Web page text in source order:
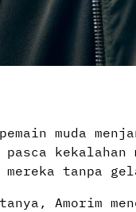
muda
pasca
tanpa
Amorim